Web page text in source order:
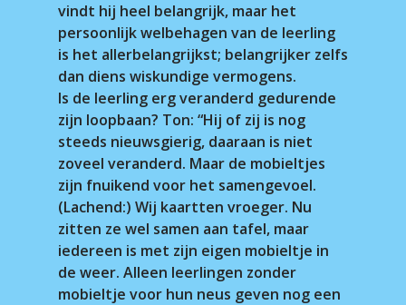
vindt hij heel belangrijk, maar het
persoonlijk welbehagen van de leerling
is het allerbelangrijkst; belangrijker zelfs
dan diens wiskundige vermogens.
Is de leerling erg veranderd gedurende
zijn loopbaan? Ton: “Hij of zij is nog
steeds nieuwsgierig, daaraan is niet
zoveel veranderd. Maar de mobieltjes
zijn fnuikend voor het samengevoel.
(Lachend:) Wij kaartten vroeger. Nu
zitten ze wel samen aan tafel, maar
iedereen is met zijn eigen mobieltje in
de weer. Alleen leerlingen zonder
mobieltje voor hun neus geven nog een